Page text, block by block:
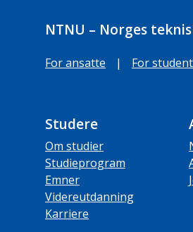
NTNU – Norges
For ansatte | For
Studere
Om studier
Studieprogram
Emner
Videreutdanning
Karriere